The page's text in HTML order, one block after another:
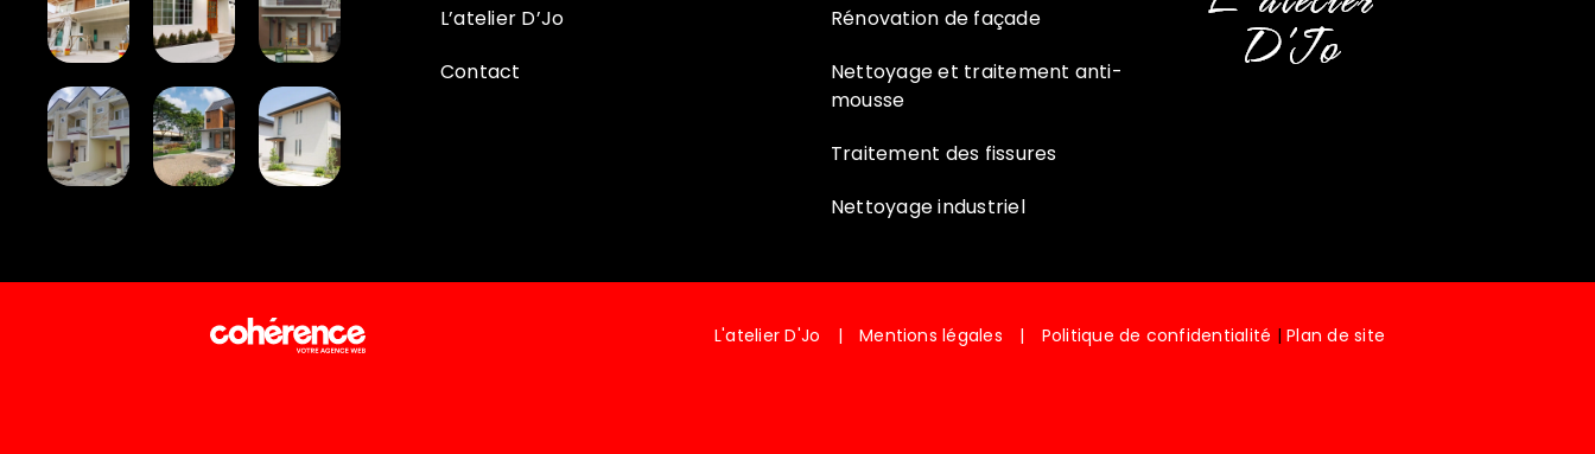
L’atelier D’Jo
Contact
Rénovation de façade
Nettoyage et traitement anti-
mousse
Traitement des fissures
Nettoyage industriel
L'atelier D'Jo | Mentions légales | Politique de confidentialité |Plan de site